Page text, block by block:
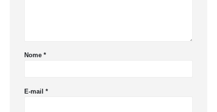
Nome *
E-mail *